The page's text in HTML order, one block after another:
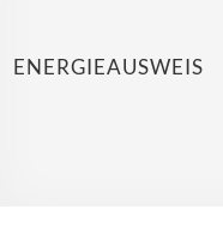
ENERGIEAUSWEIS